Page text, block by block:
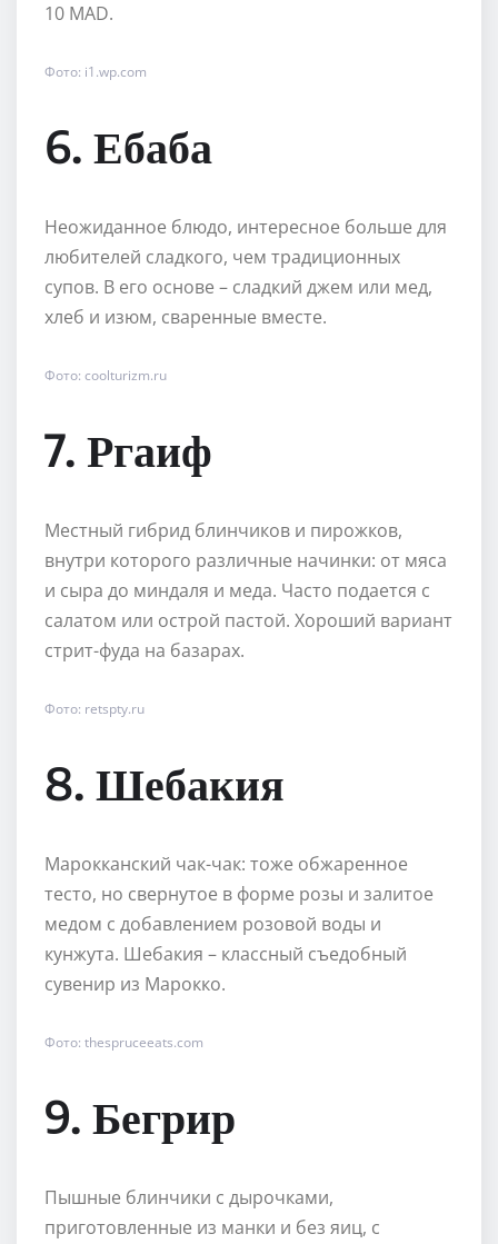
10 MAD.
Фото: i1.wp.com
6. Ебаба
Неожиданное блюдо, интересное больше для
любителей сладкого, чем традиционных
супов. В его основе – сладкий джем или мед,
хлеб и изюм, сваренные вместе.
Фото: coolturizm.ru
7. Ргаиф
Местный гибрид блинчиков и пирожков,
внутри которого различные начинки: от мяса
и сыра до миндаля и меда. Часто подается с
салатом или острой пастой. Хороший вариант
стрит-фуда на базарах.
Фото: retspty.ru
8. Шебакия
Марокканский чак-чак: тоже обжаренное
тесто, но свернутое в форме розы и залитое
медом с добавлением розовой воды и
кунжута. Шебакия – классный съедобный
сувенир из Марокко.
Фото: thespruceeats.com
9. Бегрир
Пышные блинчики с дырочками,
приготовленные из манки и без яиц, с